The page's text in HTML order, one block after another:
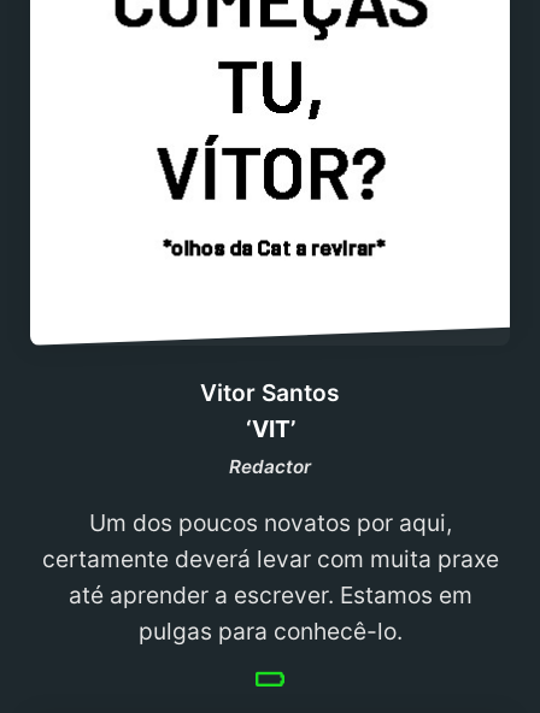
Vitor Santos
‘VIT’
Redactor
Um dos poucos novatos por aqui,
certamente deverá levar com muita praxe
até aprender a escrever. Estamos em
pulgas para conhecê-lo.